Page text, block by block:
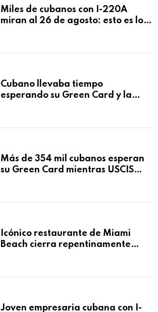
Miles de cubanos con I-220A
miran al 26 de agosto: esto es lo
Cubano llevaba tiempo
esperando su Green Card y la
Más de 354 mil cubanos esperan
su Green Card mientras USCIS
Icónico restaurante de Miami
Beach cierra repentinamente
Joven empresaria cubana con I-